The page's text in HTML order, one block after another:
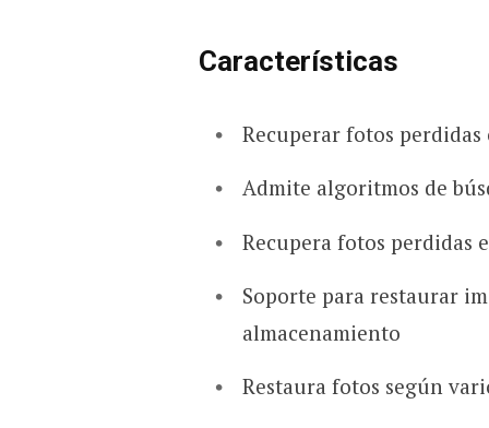
Características
Recuperar fotos
Admite algoritmos de
Recupera fotos perdidas
Soporte para restaurar
almacenamiento
Restaura fotos según